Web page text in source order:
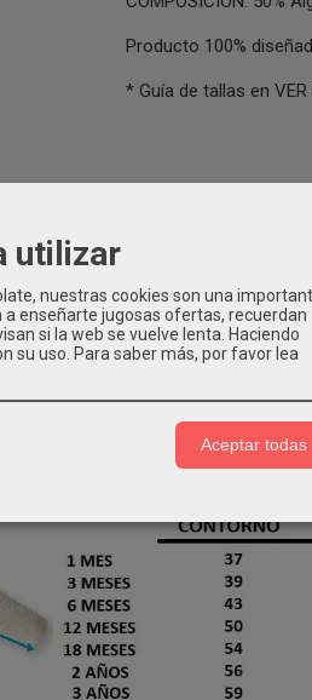
Producto 100%
* Guía de tallas en VER
COSTES DE ENVÍO
utilizar
nuestras cookies son una
enseñarte jugosas ofertas, recuerdan
si la web se vuelve lenta. Haciendo
su uso. Para saber más, por favor lea
Aceptar todas